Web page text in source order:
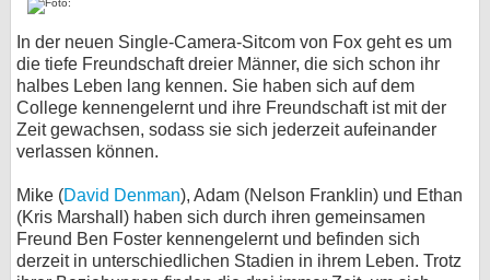
In der neuen Single-Camera-Sitcom von Fox geht es um
die tiefe Freundschaft dreier Männer, die sich schon ihr
halbes Leben lang kennen. Sie haben sich auf dem
College kennengelernt und ihre Freundschaft ist mit der
Zeit gewachsen, sodass sie sich jederzeit aufeinander
verlassen können.
Mike (David Denman), Adam (Nelson Franklin) und Ethan
(Kris Marshall) haben sich durch ihren gemeinsamen
Freund Ben Foster kennengelernt und befinden sich
derzeit in unterschiedlichen Stadien in ihrem Leben. Trotz
Specials
SERVICE
Gewinnspiele
bei X
bei Facebook